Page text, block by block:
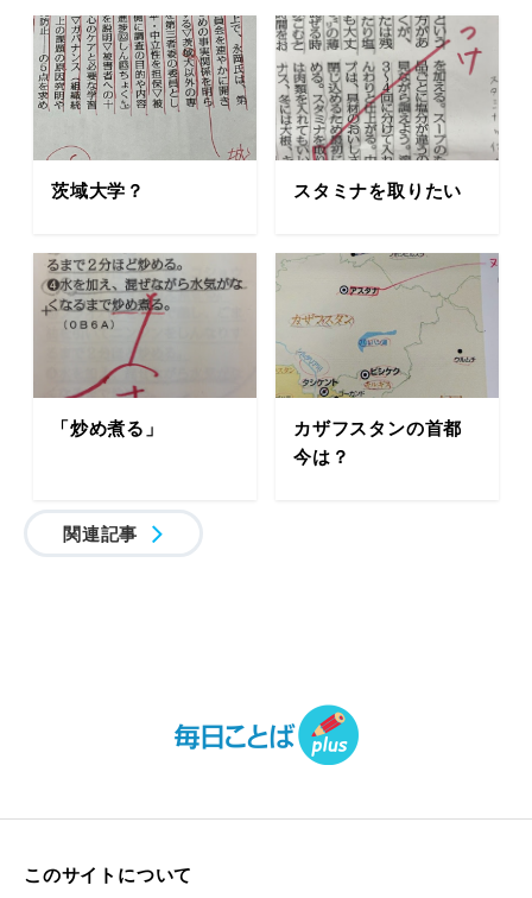
茨域大学？ スタミナを取りたい
「炒め煮る」
カザフスタンの首都
今は？
関連記事
このサイトについて